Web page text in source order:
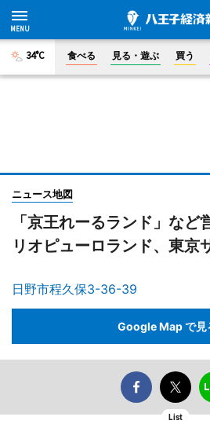
34°C 食べる 見る・遊ぶ 買う
ニュース地図
「京王れーるランド」な
リオピューロランド、東京
日野市程久保3-36-39
Google Map で見
List